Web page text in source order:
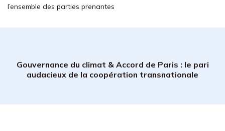
l’ensemble des parties prenantes
Gouvernance du climat & Accord de Paris : le pari
audacieux de la coopération transnationale